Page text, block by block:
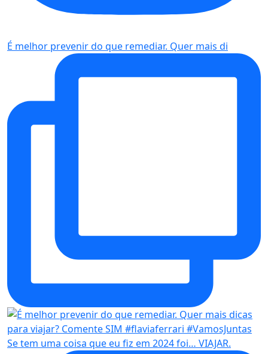
É melhor prevenir do que remediar. Quer mais di
Se tem uma coisa que eu fiz em 2024 foi… VIAJAR.